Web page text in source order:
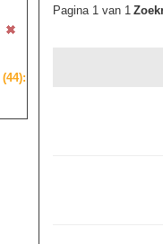
(44):
Pagina 1 van 1